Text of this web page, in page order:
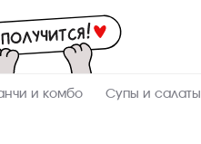
и комбо Супы и салаты